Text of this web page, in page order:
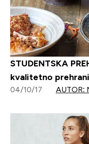
STUDENTSKA
kvalitetno
04/10/17 AUTOR: